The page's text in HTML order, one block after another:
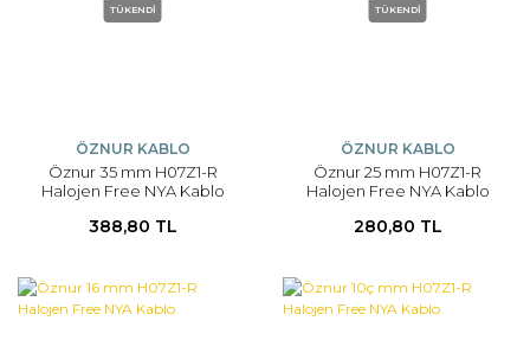
TÜKENDİ
ÖZNUR KABLO
Öznur 35 mm H07Z1-R
Halojen Free NYA Kablo
388,80 TL
TÜKENDİ
ÖZNUR KABLO
Öznur 25 mm H07Z1-R
Halojen Free NYA Kablo
280,80 TL